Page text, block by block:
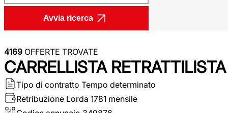
Avvia ricerca
4169 OFFERTE TROVATE
CARRELLISTA RETRATTILISTA
Tipo di contratto Tempo determinato
Retribuzione Lorda 1781 mensile